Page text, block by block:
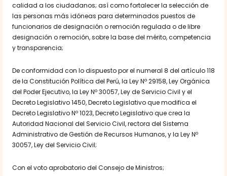
calidad a los ciudadanos; así como fortalecer la selección de
las personas más idóneas para determinados puestos de
funcionarios de designación o remoción regulada o de libre
designación o remoción, sobre la base del mérito, competencia
y transparencia;
De conformidad con lo dispuesto por el numeral 8 del artículo 118
de la Constitución Política del Perú, la Ley Nº 29158, Ley Orgánica
del Poder Ejecutivo, la Ley Nº 30057, Ley de Servicio Civil y el
Decreto Legislativo 1450, Decreto Legislativo que modifica el
Decreto Legislativo Nº 1023, Decreto Legislativo que crea la
Autoridad Nacional del Servicio Civil, rectora del Sistema
Administrativo de Gestión de Recursos Humanos, y la Ley Nº
30057, Ley del Servicio Civil;
Con el voto aprobatorio del Consejo de Ministros;